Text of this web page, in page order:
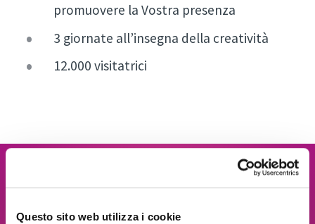
Questo sito web utilizza i cookie
promuovere la Vostra presenza
3 giornate all’insegna della creatività
12.000 visitatrici
Vuoi essere anche tu